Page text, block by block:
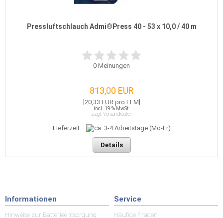
Pressluftschlauch Admi®Press 40 - 53 x 10,0 / 40 m
0 Meinungen
813,00 EUR
[20,33 EUR pro LFM]
incl. 19 % MwSt.
zzgl. Versandkosten
Lieferzeit:
Details
Informationen
Hinweise zur Batterieentsorgung
Service
Häufige Fragen